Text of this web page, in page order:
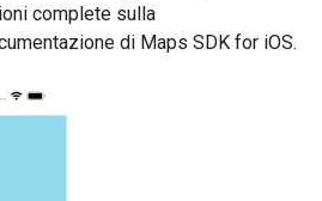
complete sulla
di Maps SDK for iOS.